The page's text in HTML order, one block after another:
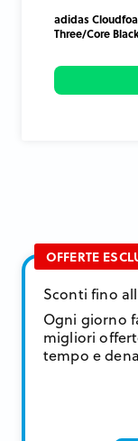
adidas
Three/Core
OFFERTE
Sconti fino
Ogni giorno
migliori
tempo e